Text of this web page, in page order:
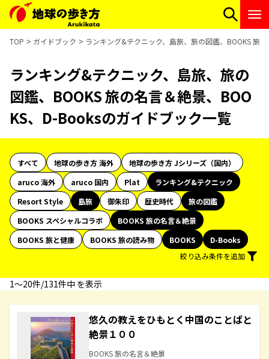
TOP ガイドブック ランキング&テクニック、島旅、旅の図鑑、BOOKS 旅
ランキング&テクニック、島旅、旅の
図鑑、BOOKS 旅の名言＆絶景、BOO
KS、D-Booksのガイドブック一覧
すべて 地球の歩き方 海外
地球の歩き方 Jシリーズ（国内）
aruco 海外
aruco 国内 Plat
ランキング&テクニック
Resort Style
島旅 御朱印 歴史時代
旅の図鑑
BOOKS スペシャルコラボ
BOOKS 旅の名言＆絶景
BOOKS 旅と健康
BOOKS 旅の読み物 BOOKS
D-Books
絞り込み条件を追加
1〜20件/131件中 を表示
悠久の教えをひもとく中国のことばと
絶景１００
BOOKS 旅の名言＆絶景